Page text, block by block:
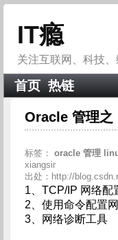
IT瘾
关注互联网、科技
首页 热链
Oracle 管理
标签： oracle 管理
xiangsir
出处：http://
1、TCP/IP 网络配
2、使用命令配置
3、网络诊断工具